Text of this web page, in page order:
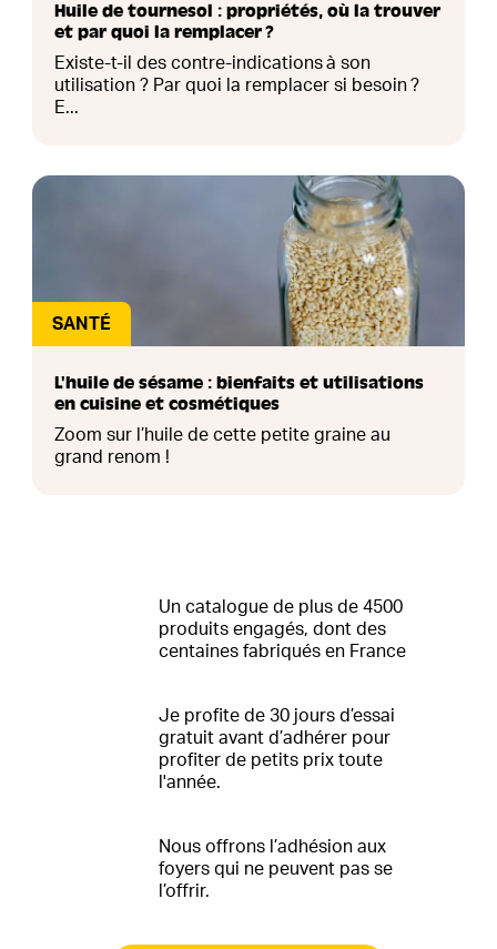
Huile de tournesol : propriétés, où la trouver
et par quoi la remplacer ?
Existe-t-il des contre-indications à son
utilisation ? Par quoi la remplacer si besoin ?
E...
SANTÉ
L'huile de sésame : bienfaits et utilisations
en cuisine et cosmétiques
Zoom sur l’huile de cette petite graine au
grand renom !
Un catalogue de plus de 4500
produits engagés, dont des
centaines fabriqués en France
Je profite de 30 jours d’essai
gratuit avant d’adhérer pour
profiter de petits prix toute
l'année.
Nous offrons l’adhésion aux
foyers qui ne peuvent pas se
l’offrir.